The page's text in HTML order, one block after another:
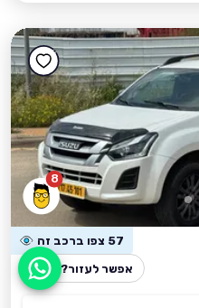
8
57 צפו ברכב זה
אפשר לעזור?